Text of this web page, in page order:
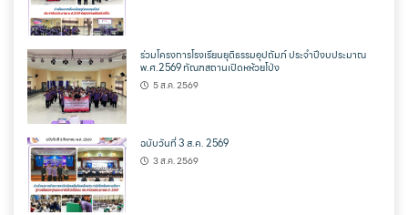
ร่วมโครงการโรงเรียนยุติธรรมอุปถัมภ์ ประจำปีงบประมาณ
พ.ศ.2569 ทัณฑสถานเปิดหห้วยโป่ง
5 ส.ค. 2569
ฉบับวันที่ 3 ส.ค. 2569
3 ส.ค. 2569